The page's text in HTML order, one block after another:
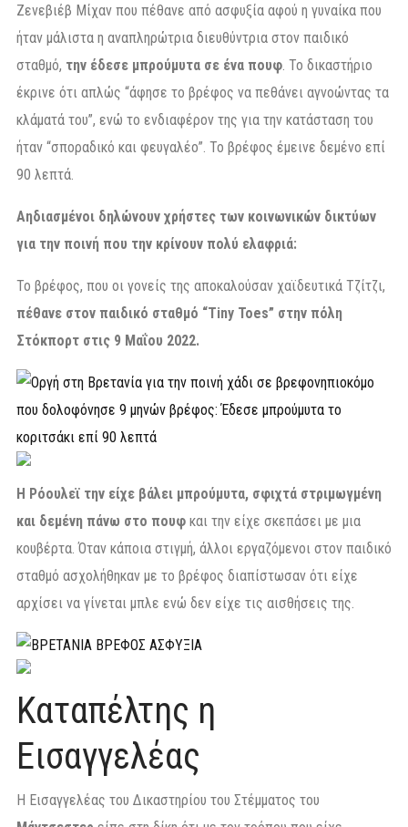
Ζενεβιέβ Μίχαν που πέθανε από ασφυξία αφού η γυναίκα που
ήταν μάλιστα η αναπληρώτρια διευθύντρια στον παιδικό
σταθμό, την έδεσε μπρούμυτα σε ένα πουφ . Το δικαστήριο
έκρινε ότι απλώς “άφησε το βρέφος να πεθάνει αγνοώντας τα
κλάματά του”, ενώ το ενδιαφέρον της για την κατάσταση του
ήταν “σποραδικό και φευγαλέο”. Το βρέφος έμεινε δεμένο επί
90 λεπτά.
Αηδιασμένοι δηλώνουν χρήστες των κοινωνικών δικτύων
για την ποινή που την κρίνουν πολύ ελαφριά:
Το βρέφος, που οι γονείς της αποκαλούσαν χαϊδευτικά Τζίτζι,
πέθανε στον παιδικό σταθμό “Tiny Toes” στην πόλη
Στόκπορτ στις 9 Μαΐου 2022.
Η Ρόουλεϊ την είχε βάλει μπρούμυτα, σφιχτά στριμωγμένη
και δεμένη πάνω στο πουφ και την είχε σκεπάσει με μια
κουβέρτα. Όταν κάποια στιγμή, άλλοι εργαζόμενοι στον παιδικό
σταθμό ασχολήθηκαν με το βρέφος διαπίστωσαν ότι είχε
αρχίσει να γίνεται μπλε ενώ δεν είχε τις αισθήσεις της.
Καταπέλτης η
Εισαγγελέας
Η Εισαγγελέας του Δικαστηρίου του Στέμματος του